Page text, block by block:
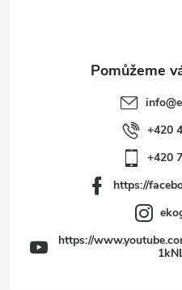
info@
+420
+420
https://
https://